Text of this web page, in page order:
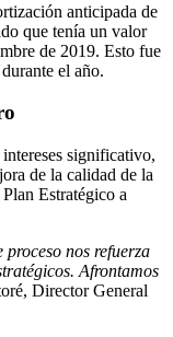
anticipada de
que tenía un valor
de 2019. Esto fue
el año.
significativo,
de la calidad de la
Estratégico a
proceso nos refuerza
Afrontamos
Director General